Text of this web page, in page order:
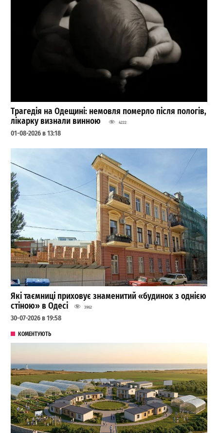
Трагедія на Одещині: немовля померло після пологів,
лікарку визнали винною
4222
01-08-2026 в 13:18
Які таємниці приховує знаменитий «будинок з однією
стіною» в Одесі
3962
30-07-2026 в 19:58
КОМЕНТУЮТЬ